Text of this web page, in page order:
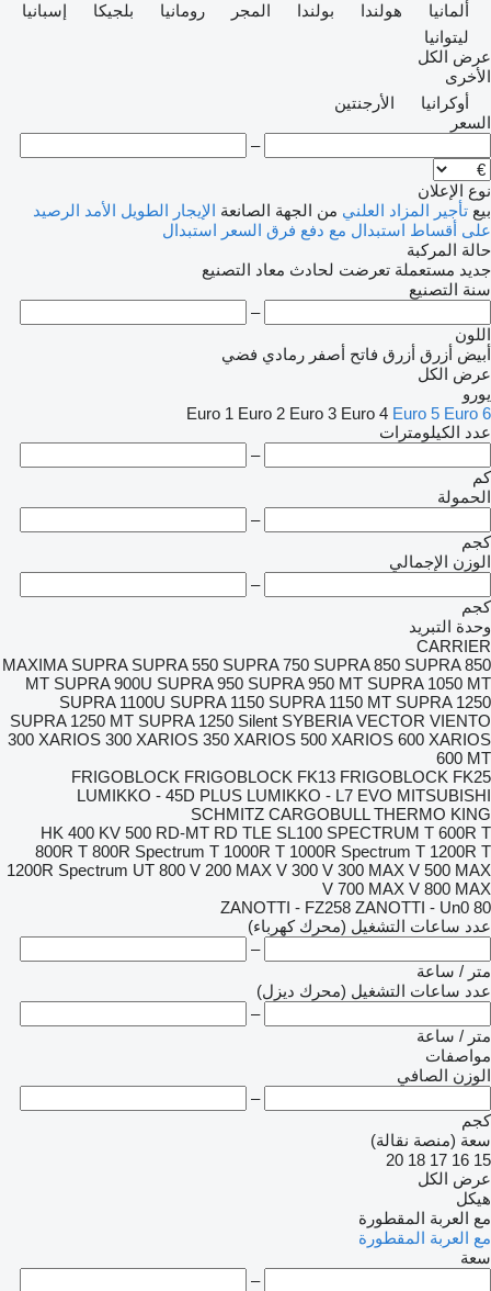
ألمانيا
هولندا بولندا المجر رومانيا بلجيكا
إسبانيا
ليتوانيا
عرض الكل
الأخرى
أوكرانيا
الأرجنتين
السعر
–
نوع الإعلان
بيع تأجير المزاد العلني من الجهة الصانعة الإيجار الطويل الأمد الرصيد
على أقساط استبدال مع دفع فرق السعر استبدال
حالة المركبة
جديد مستعملة تعرضت لحادث معاد التصنيع
سنة التصنيع
–
اللون
أبيض أزرق أزرق فاتح أصفر رمادي فضي
عرض الكل
يورو
Euro 1 Euro 2 Euro 3 Euro 4 Euro 5 Euro 6
عدد الكيلومترات
–
كم
الحمولة
–
كجم
الوزن الإجمالي
–
كجم
وحدة التبريد
CARRIER
MAXIMA SUPRA SUPRA 550 SUPRA 750 SUPRA 850 SUPRA 850
MT SUPRA 900U SUPRA 950 SUPRA 950 MT SUPRA 1050 MT
SUPRA 1100U SUPRA 1150 SUPRA 1150 MT SUPRA 1250
SUPRA 1250 MT SUPRA 1250 Silent SYBERIA VECTOR VIENTO
300 XARIOS 300 XARIOS 350 XARIOS 500 XARIOS 600 XARIOS
600 MT
FRIGOBLOCK FRIGOBLOCK FK13 FRIGOBLOCK FK25
LUMIKKO - 45D PLUS LUMIKKO - L7 EVO MITSUBISHI
SCHMITZ CARGOBULL THERMO KING
HK 400 KV 500 RD-MT RD TLE SL100 SPECTRUM T 600R T
800R T 800R Spectrum T 1000R T 1000R Spectrum T 1200R T
1200R Spectrum UT 800 V 200 MAX V 300 V 300 MAX V 500 MAX
V 700 MAX V 800 MAX
ZANOTTI - FZ258 ZANOTTI - Un0 80
عدد ساعات التشغيل (محرك كهرباء)
–
متر / ساعة
عدد ساعات التشغيل (محرك ديزل)
–
متر / ساعة
مواصفات
الوزن الصافي
–
كجم
سعة (منصة نقالة)
15
16
17
18
20
عرض الكل
هيكل
مع العربة المقطورة
مع العربة المقطورة
سعة
–